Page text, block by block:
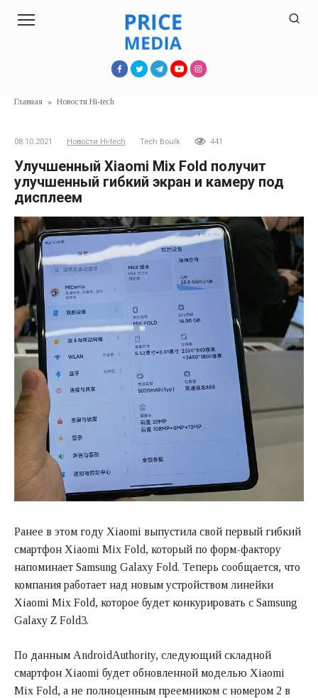
Главная » Новости Hi-tech
08.10.2021 Новости Hi-tech Tech Boulk 441
Улучшенный Xiaomi Mix Fold получит
улучшенный гибкий экран и камеру под
дисплеем
Ранее в этом году Xiaomi выпустила свой первый гибкий
смартфон Xiaomi Mix Fold, который по форм-фактору
напоминает Samsung Galaxy Fold. Теперь сообщается, что
компания работает над новым устройством линейки
Xiaomi Mix Fold, которое будет конкурировать с Samsung
Galaxy Z Fold3.
По данным AndroidAuthority, следующий складной
смартфон Xiaomi будет обновленной моделью Xiaomi
Mix Fold, а не полноценным преемником с номером 2 в